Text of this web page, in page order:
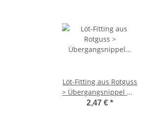
Löt-Fitting aus Rotguss
> Übergangsnippel mit
Außengewinde (i-AG)
2,47 €*